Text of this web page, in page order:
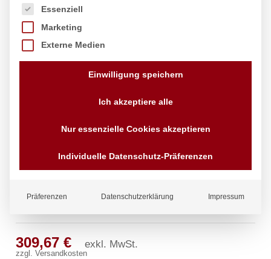
master Wandbatterie 1/2″
309,67€ exkl. MwSt.
zzgl.Versandkosten
Es folgt eine Liste der Service-Gruppen, für die eine
Essenziell
Marketing
Externe Medien
Einwilligung speichern
Ich akzeptiere alle
Nur essenzielle Cookies akzeptieren
Individuelle Datenschutz-Präferenzen
Präferenzen Datenschutzerklärung Impressum